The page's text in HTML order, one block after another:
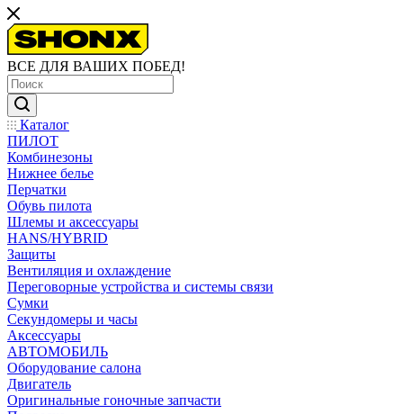
ВСЕ ДЛЯ ВАШИХ ПОБЕД!
Каталог
ПИЛОТ
Комбинезоны
Нижнее белье
Перчатки
Обувь пилота
Шлемы и аксессуары
HANS/HYBRID
Защиты
Вентиляция и охлаждение
Переговорные устройства и системы связи
Сумки
Секундомеры и часы
Аксессуары
АВТОМОБИЛЬ
Оборудование салона
Двигатель
Оригинальные гоночные запчасти